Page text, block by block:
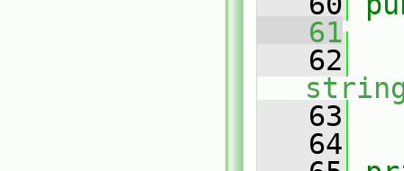
   61
   62
   63
   64